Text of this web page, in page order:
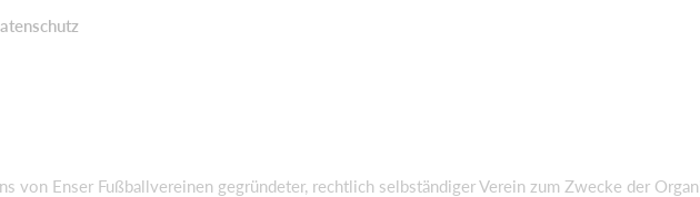
von Enser Fußballvereinen gegründeter, rechtlich selbständiger Verein zum Zwecke der